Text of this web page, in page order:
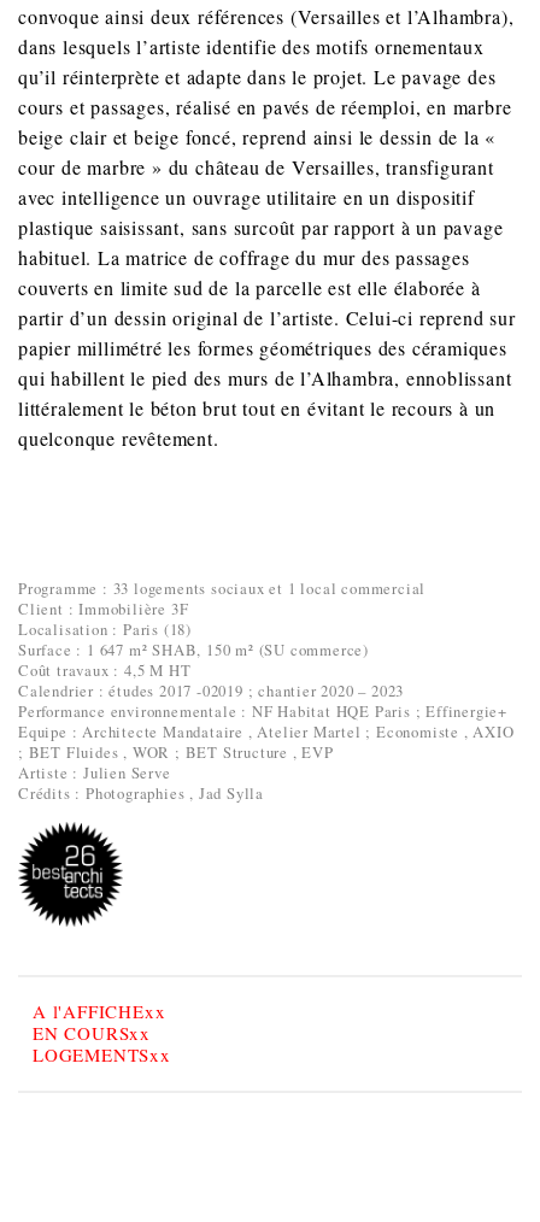
convoque ainsi deux références (Versailles et l’Alhambra),
dans lesquels l’artiste identifie des motifs ornementaux
qu’il réinterprète et adapte dans le projet. Le pavage des
cours et passages, réalisé en pavés de réemploi, en marbre
beige clair et beige foncé, reprend ainsi le dessin de la «
cour de marbre » du château de Versailles, transfigurant
avec intelligence un ouvrage utilitaire en un dispositif
plastique saisissant, sans surcoût par rapport à un pavage
habituel. La matrice de coffrage du mur des passages
couverts en limite sud de la parcelle est elle élaborée à
partir d’un dessin original de l’artiste. Celui-ci reprend sur
papier millimétré les formes géométriques des céramiques
qui habillent le pied des murs de l’Alhambra, ennoblissant
littéralement le béton brut tout en évitant le recours à un
quelconque revêtement.
Programme : 33 logements sociaux et 1 local commercial
Client : Immobilière 3F
Localisation : Paris (18)
Surface : 1 647 m² SHAB, 150 m² (SU commerce)
Coût travaux : 4,5 M HT
Calendrier : études 2017 -02019 ; chantier 2020 – 2023
Performance environnementale : NF Habitat HQE Paris ; Effinergie+
Equipe : Architecte Mandataire , Atelier Martel ; Economiste , AXIO
; BET Fluides , WOR ; BET Structure , EVP
Artiste : Julien Serve
Crédits : Photographies , Jad Sylla
A l'AFFICHExx
EN COURSxx
LOGEMENTSxx